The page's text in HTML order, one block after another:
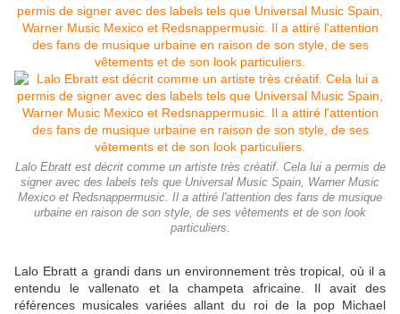
Lalo Ebratt est décrit comme un artiste très créatif. Cela lui a permis de
signer avec des labels tels que Universal Music Spain, Warner Music
Mexico et Redsnappermusic. Il a attiré l'attention des fans de musique
urbaine en raison de son style, de ses vêtements et de son look
particuliers.
Lalo Ebratt a grandi dans un environnement très tropical, où il a
entendu le vallenato et la champeta africaine. Il avait des
références musicales variées allant du roi de la pop Michael